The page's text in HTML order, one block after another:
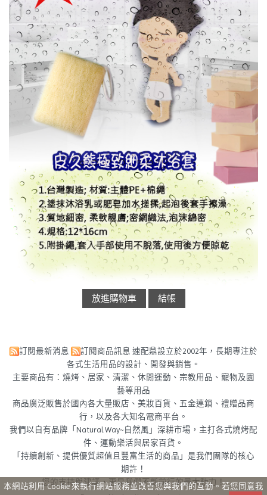
訂閱最新消息 訂閱商品訊息 速配鼎設立於2002年，長期專注於
各式生活用品的設計、開發與銷售。
主要商品有：燒烤、居家、清潔、休閒運動、宗教用品、寵物及園
藝等用品
商品廣泛販售於國內各大量販店、美妝百貨、五金連鎖、禮贈品商
行，以及各大知名電商平台。
我們以自有品牌「Natural Way~自然風」深耕市場，主打各式燒烤配
件、運動樂活與居家百貨。
「持續創新、提供優質超值且豐富生活的商品」是我們團隊的核心
期許！
您的支持與建議，更是我們不斷前行的最大動力！
本網站利用 Cookie 來執行網站服務並改善您與我們的互動。若您同意我